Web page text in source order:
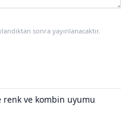
sonra yayınlanacaktır.
renk ve kombin uyumu